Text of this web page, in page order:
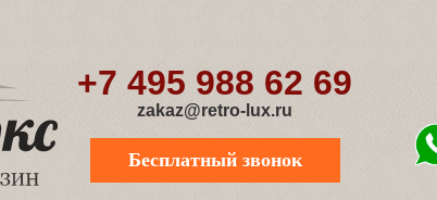
+7 495 988 62 69
zakaz@retro-lux.ru
Бесплатный звонок